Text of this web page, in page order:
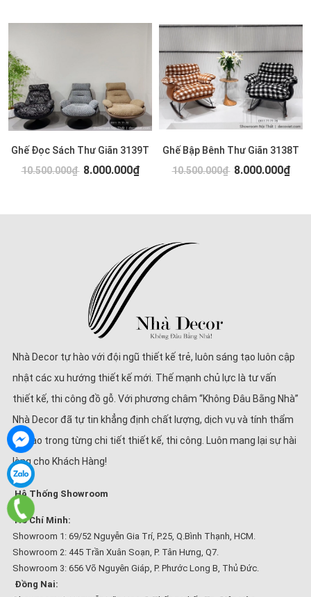
Ghế Đọc Sách Thư Giãn 3139T
10.500.000₫ 8.000.000₫
Ghế Bập Bênh Thư Giãn 3138T
10.500.000₫ 8.000.000₫
Nhà Decor tự hào với đội ngũ thiết kế trẻ, luôn sáng tạo luôn cập
nhật các xu hướng thiết kế mới. Thế mạnh chủ lực là tư vấn
thiết kế, thi công đồ gỗ. Với phương châm “Không Đâu Bằng Nhà”
Nhà Decor đã tự tin khẳng định chất lượng, dịch vụ và tính thẩm
mĩ cao trong từng chi tiết thiết kế, thi công. Luôn mang lại sự hài
lòng cho Khách Hàng!
Hệ Thống Showroom
Hồ Chí Minh:
Showroom 1: 69/52 Nguyễn Gia Trí, P.25, Q.Bình Thạnh, HCM.
Showroom 2: 445 Trần Xuân Soạn, P. Tân Hưng, Q7.
Showroom 3: 656 Võ Nguyên Giáp, P. Phước Long B, Thủ Đức.
Đồng Nai: